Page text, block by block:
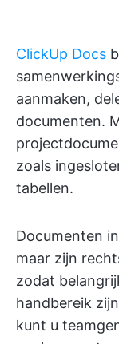
ClickUp Docs
aanmaken,
documenten.
zoals
tabellen.
Documenten
maar zijn
zodat
handbereik
kunt u